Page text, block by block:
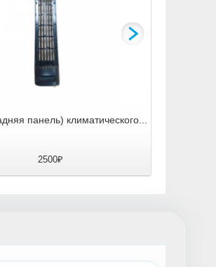
панель) климатического...
2500₽